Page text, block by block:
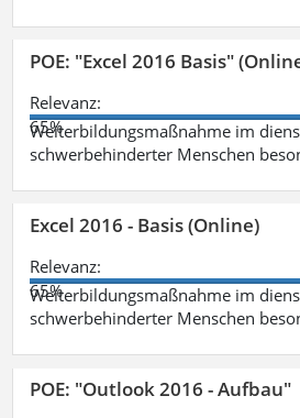
POE: "Excel 2016 Basis"
Relevanz:
65%
Weiterbildungsmaßnahme im
schwerbehinderter Menschen
Excel 2016 - Basis (Online)
Relevanz:
65%
Weiterbildungsmaßnahme im
schwerbehinderter Menschen
POE: "Outlook 2016 - Aufbau"